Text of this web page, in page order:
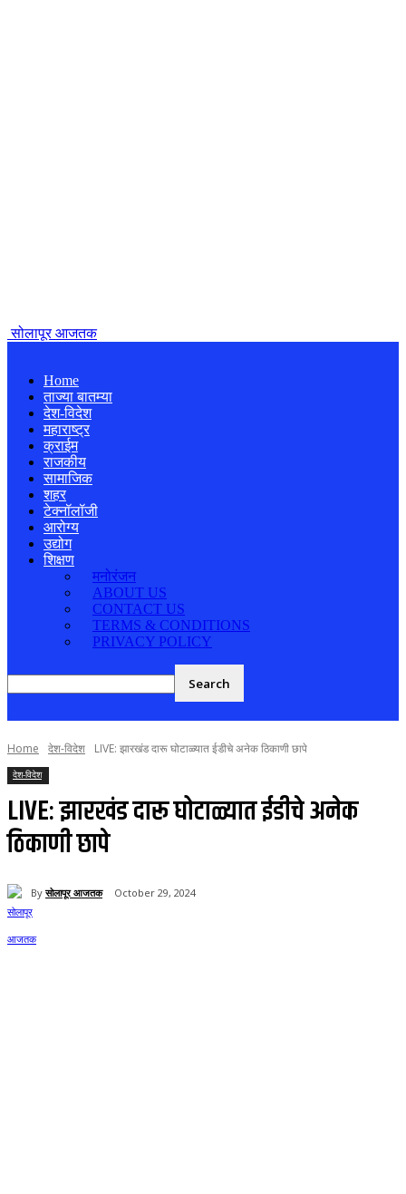
सोलापूर आजतक
Home
ताज्या बातम्या
देश-विदेश
महाराष्ट्र
क्राईम
राजकीय
सामाजिक
शहर
टेक्नॉलॉजी
आरोग्य
उद्योग
शिक्षण
मनोरंजन
ABOUT US
CONTACT US
TERMS & CONDITIONS
PRIVACY POLICY
Home देश-विदेश LIVE: झारखंड दारू घोटाळ्यात ईडीचे अनेक ठिकाणी छापे
देश-विदेश
LIVE: झारखंड दारू घोटाळ्यात ईडीचे अनेक
ठिकाणी छापे
By सोलापूर आजतक October 29, 2024